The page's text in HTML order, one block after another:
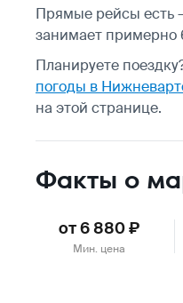
Прямые рейсы есть
занимает примерно
Планируете
погоды в
на этой странице.
Факты о
от 6 880 ₽
Мин. цена